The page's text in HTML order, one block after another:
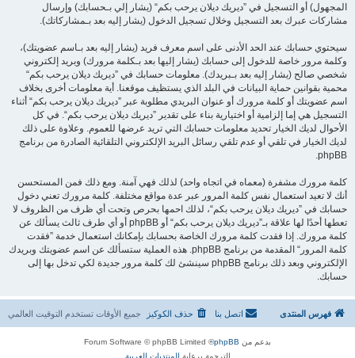
المجهول) أو التسجيل في ”ديريك ديلان يرحب بكم“ (يشار إلي بـحسابك) وإرسال
مشاركات عبرك بعد التسجيل وخلال تسجيل الدخول (يشار إليه بعد بـمشاركاتك).
سيحتوي حسابك عند الحد الأدنى على اسم معرف فريد (يشار إليه بعد بـاسم عضويتك)،
وكلمة مرور خاصة للدخول إلى حسابك (يشار إليها بعد بـكلمة مرورك) وبريد إلكتروني
شخصي صالح (يشار إليه بعد بـبريدك). معلومات حسابك في ”ديريك ديلان يرحب بكم“
محمية بقوانين حماية البيانات في البلد الذي يستظيف موقعنا. أية معلومات أخرى بخلاف
اسم عضويتك أو كلمة مرورك أو عنوان البريدي مطلوبة عبر ”ديريك ديلان يرحب بكم“ أثناء
التسجيل هي إما إلزامية أو اختيارية بناء على تقدير ”ديريك ديلان يرحب بكم“. في كل
الأحوال لديك الخيار تحديد معلومات حسابك التي تريد عرضها للعموم. وعلاوة على ذلك
لديك الخيار في تلقي أو عدم تلقي رسائل البريد الإلكتروني التلقائية الصادرة من برنامج
phpBB.
كلمة مرورك مشفرة (معماه في اتجاه واحد) لذلك فهي آمنة. ومع ذلك فمن المستحسن
أنك لا تعيد استعمال نفس كلمة المرور عبر عدة مواقع مختلفة. كلمة مرورك تعني دخول
حسابك في ”ديريك ديلان يرحب بكم“، لذلك احمها بحرص وتحت أي ظرف من الظروف لا
تعطها أحدًا لها علاقة بـ”ديريك ديلان يرحب بكم“ أو phpBB أو أي طرف ثالث يسألك عن
كلمة مرورك. إذا فقدت كلمة مرورك الخاصة بحسابك بإمكانك استعمال خدمة ”فقدت
كلمة المرور“ المقدمة من برنامج phpBB. هذه العملية ستسألك عن اسم عضويتك وبريدك
الإلكتروني وبعد ذلك برنامج phpBB سينشئ لك كلمة مرور جديدة لكي تدخل بها إلى
حسابك.
فهرس المنتدى جميع الأوقات تستخدم التوقيت العالمي حذف الكوكيز اتصل بنا
بدعم من phpBB
® Forum Software © phpBB Limited
الترجمة برعاية المنتديات العربية